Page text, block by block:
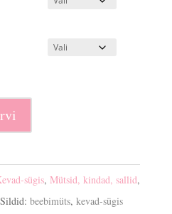
sügis, Mütsid, kindad, sallid,
Sildid: beebimüts, kevad-sügis